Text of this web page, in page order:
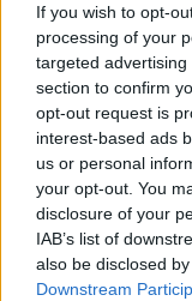
If you wish to opt-
processing of your
targeted
section to confirm
opt-out request is
interest-based ads
us or personal
your opt-out. You
disclosure of your
IAB’s list of
also be disclosed
Downstream
Często
O nadużywaniu
Procent z
Wykropkowany
Ciekawostki
kłamać— O